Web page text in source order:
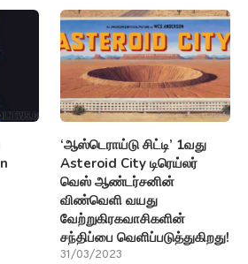
‘ஆஸ்டெராய்டு சிட்டி’ 1வது
Asteroid City டிரெய்லர்
வெஸ் ஆண்டர்சனின்
விண்வெளி வயது
வேற்றுகிரகவாசிகளின்
சந்திப்பை வெளிப்படுத்துகிறது!
31/03/2023